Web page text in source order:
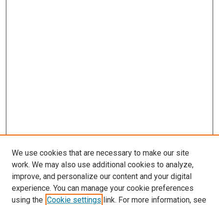
We use cookies that are necessary to make our site
work. We may also use additional cookies to analyze,
improve, and personalize our content and your digital
experience. You can manage your cookie preferences
using the Cookie settings link. For more information, see